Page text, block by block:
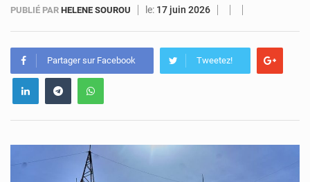
PUBLIÉ PAR HELENE SOUROU le: 17 juin 2026
Partager sur Facebook Tweetez!